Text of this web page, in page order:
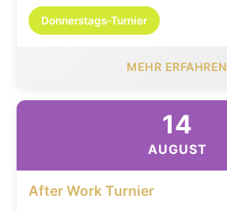
Donnerstags-Turnier
MEHR ERFAHREN
14
AUGUST
After Work Turnier